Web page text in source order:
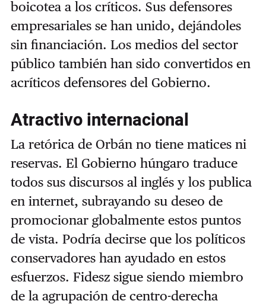
boicotea a los críticos. Sus defensores
empresariales se han unido, dejándoles
sin financiación. Los medios del sector
público también han sido convertidos en
acríticos defensores del Gobierno.
Atractivo internacional
La retórica de Orbán no tiene matices ni
reservas. El Gobierno húngaro traduce
todos sus discursos al inglés y los publica
en internet, subrayando su deseo de
promocionar globalmente estos puntos
de vista. Podría decirse que los políticos
conservadores han ayudado en estos
esfuerzos. Fidesz sigue siendo miembro
de la agrupación de centro-derecha